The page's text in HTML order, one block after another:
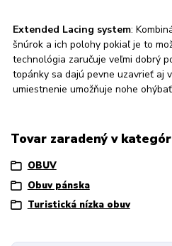
Extended Lacing system:
šnúrok a ich polohy pokiaľ je to
technológia zaručuje veľmi dobrý
topánky sa dajú pevne uzavrieť aj
umiestnenie umožňuje nohe
Tovar zaradený v
OBUV
Obuv pánska
Turistická nízka obuv